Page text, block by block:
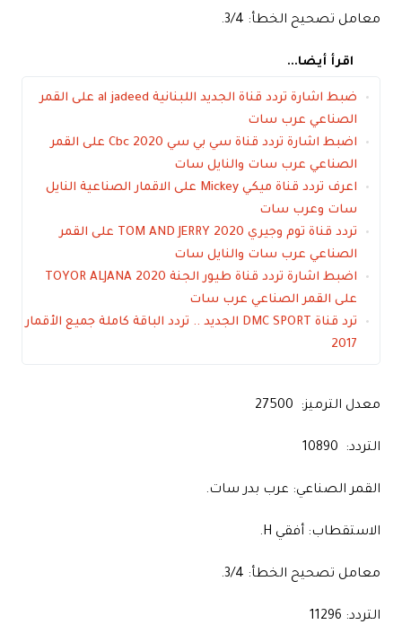
معامل تصحيح الخطأ: 3/4.
اقرأ أيضا...
ضبط اشارة تردد قناة الجديد اللبنانية al jadeed على القمر
الصناعي عرب سات
اضبط اشارة تردد قناة سي بي سي Cbc 2020 على القمر
الصناعي عرب سات والنايل سات
اعرف تردد قناة ميكي Mickey على الاقمار الصناعية النايل
سات وعرب سات
تردد قناة توم وجيري TOM AND JERRY 2020 على القمر
الصناعي عرب سات والنايل سات
اضبط اشارة تردد قناة طيور الجنة TOYOR ALJANA 2020
على القمر الصناعي عرب سات
ترد قناة DMC SPORT الجديد .. تردد الباقة كاملة جميع الأقمار
2017
معدل الترميز: 27500
التردد: 10890
القمر الصناعي: عرب بدر سات.
الاستقطاب: أفقي H.
معامل تصحيح الخطأ: 3/4.
التردد: 11296